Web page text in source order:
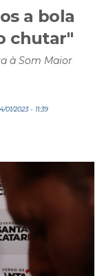
a bola
chutar"
à Som Maior
2023 - 11:39